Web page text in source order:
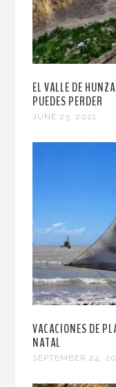
EL VALLE DE
PUEDES PERDER
JUNE 23, 2021
VACACIONES DE
NATAL
SEPTEMBER 24,